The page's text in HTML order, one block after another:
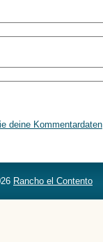
deine Kommentardaten
Rancho el Contento